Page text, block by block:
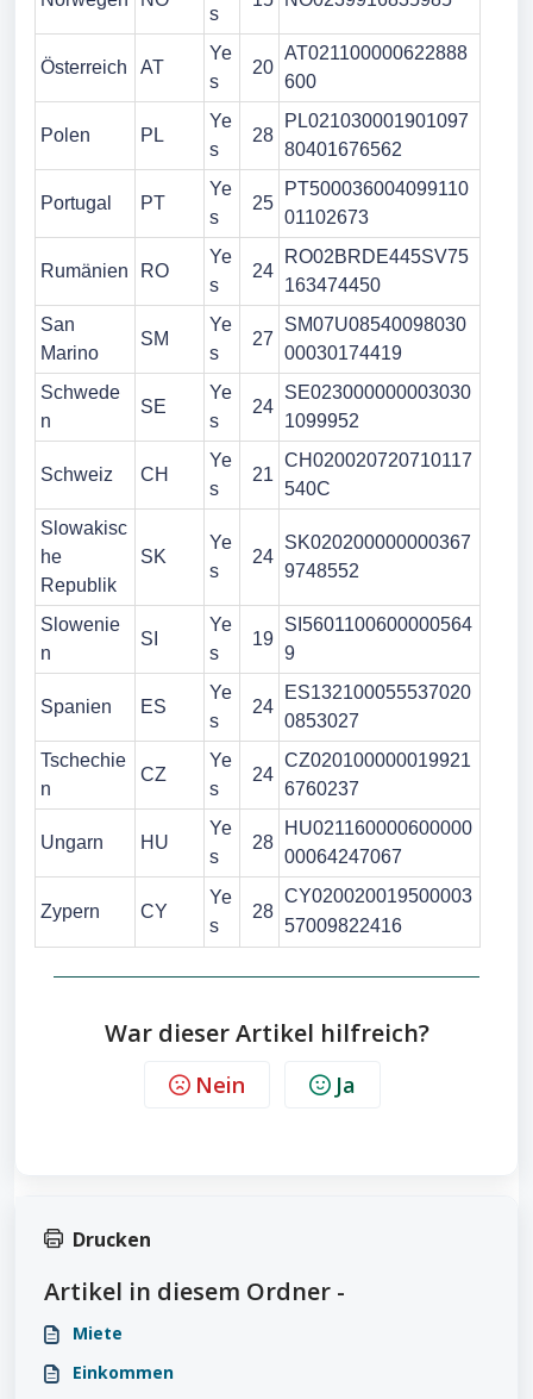
s
Österreich AT
Ye
s
20
AT021100000622888
600
Polen PL
Ye
s
28
PL021030001901097
80401676562
Portugal PT
Ye
s
25
PT500036004099110
01102673
Rumänien RO
Ye
s
24
RO02BRDE445SV75
163474450
San
Marino
SM
Ye
s
27
SM07U08540098030
00030174419
Schwede
n
SE
Ye
s
24
SE023000000003030
1099952
Schweiz CH
Ye
s
21
CH020020720710117
540C
Slowakisc
he
Republik
SK
Ye
s
24
SK020200000000367
9748552
Slowenie
n
SI
Ye
s
19
SI5601100600000564
9
Spanien ES
Ye
s
24
ES132100055537020
0853027
Tschechie
n
CZ
Ye
s
24
CZ020100000019921
6760237
Ungarn HU
Ye
s
28
HU021160000600000
00064247067
Zypern CY
Ye
s
28
CY020020019500003
57009822416
War dieser Artikel hilfreich?
Nein Ja
Drucken
Artikel in diesem Ordner -
Miete
Einkommen